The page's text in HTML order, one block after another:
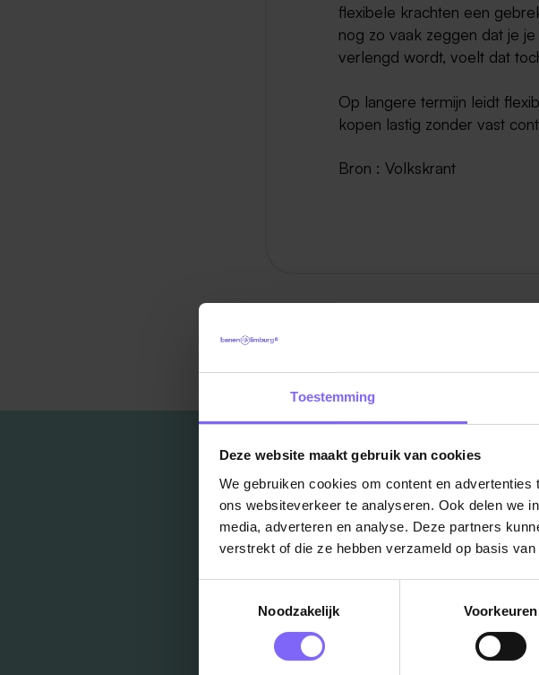
Toestemming
Deze website maakt gebruik van cookies
We gebruiken cookies om content en
ons websiteverkeer te analyseren. Ook delen we
media, adverteren en analyse. Deze partners
verstrekt of die ze hebben verzameld op basis
Noodzakelijk
Voorkeuren
flexibele krachten een
nog zo vaak zeggen dat je
verlengd wordt, voelt dat
Op langere termijn leidt
kopen lastig zonder vast
Bron : Volkskrant
in
Schrijf je in